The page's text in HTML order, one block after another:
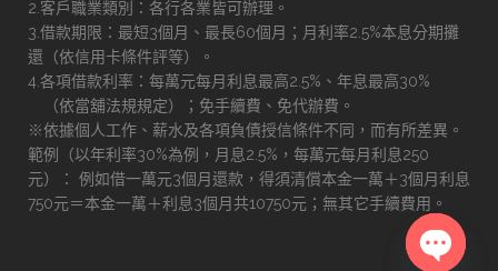
2.客戶職業類別：各行各業皆可辦理。
3.借款期限：最短3個月、最長60個月；月利率2.5%本息分期攤
還（依信用卡條件評等）。
4.各項借款利率：每萬元每月利息最高2.5%、年息最高30%
（依當舖法規規定）；免手續費、免代辦費。
※依據個人工作、薪水及各項負債授信條件不同，而有所差異。
範例（以年利率30%為例，月息2.5%，每萬元每月利息250
元）： 例如借一萬元3個月還款，得須清償本金一萬＋3個月利息
750元＝本金一萬＋利息3個月共10750元；無其它手續費用。